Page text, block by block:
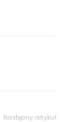
Następny artykuł